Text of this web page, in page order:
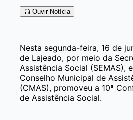
Ouvir Notícia
Nesta segunda-feira, 16 de
de Lajeado, por meio da
Assistência Social (SEMAS),
Conselho Municipal de
(CMAS), promoveu a 10ª
de Assistência Social.